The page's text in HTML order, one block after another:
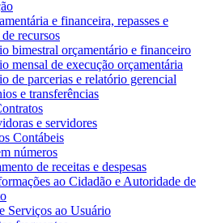
e financeira, repasses e
recursos
bimestral orçamentário e financeiro
mensal de execução orçamentária
de parcerias e relatório gerencial
e transferências
e servidores
Contábeis
números
de receitas e despesas
ao Cidadão e Autoridade de
Serviços ao Usuário